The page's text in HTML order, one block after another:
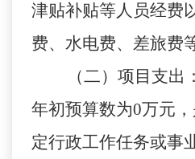
津贴补贴等人员经费
费、水电费、差旅费
（二）项目支出：
年初预算数为0万元
定行政工作任务或事